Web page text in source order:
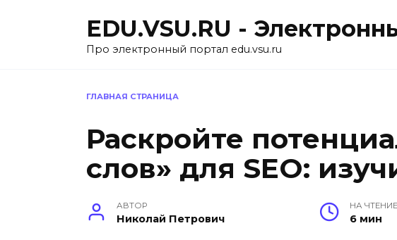
EDU.VSU.RU -
Про электронный портал edu.vsu.ru
ГЛАВНАЯ СТРАНИЦА
Раскройте
слов» для SEO:
АВТОР
Николай Петрович
НА ЧТЕНИЕ
6 мин